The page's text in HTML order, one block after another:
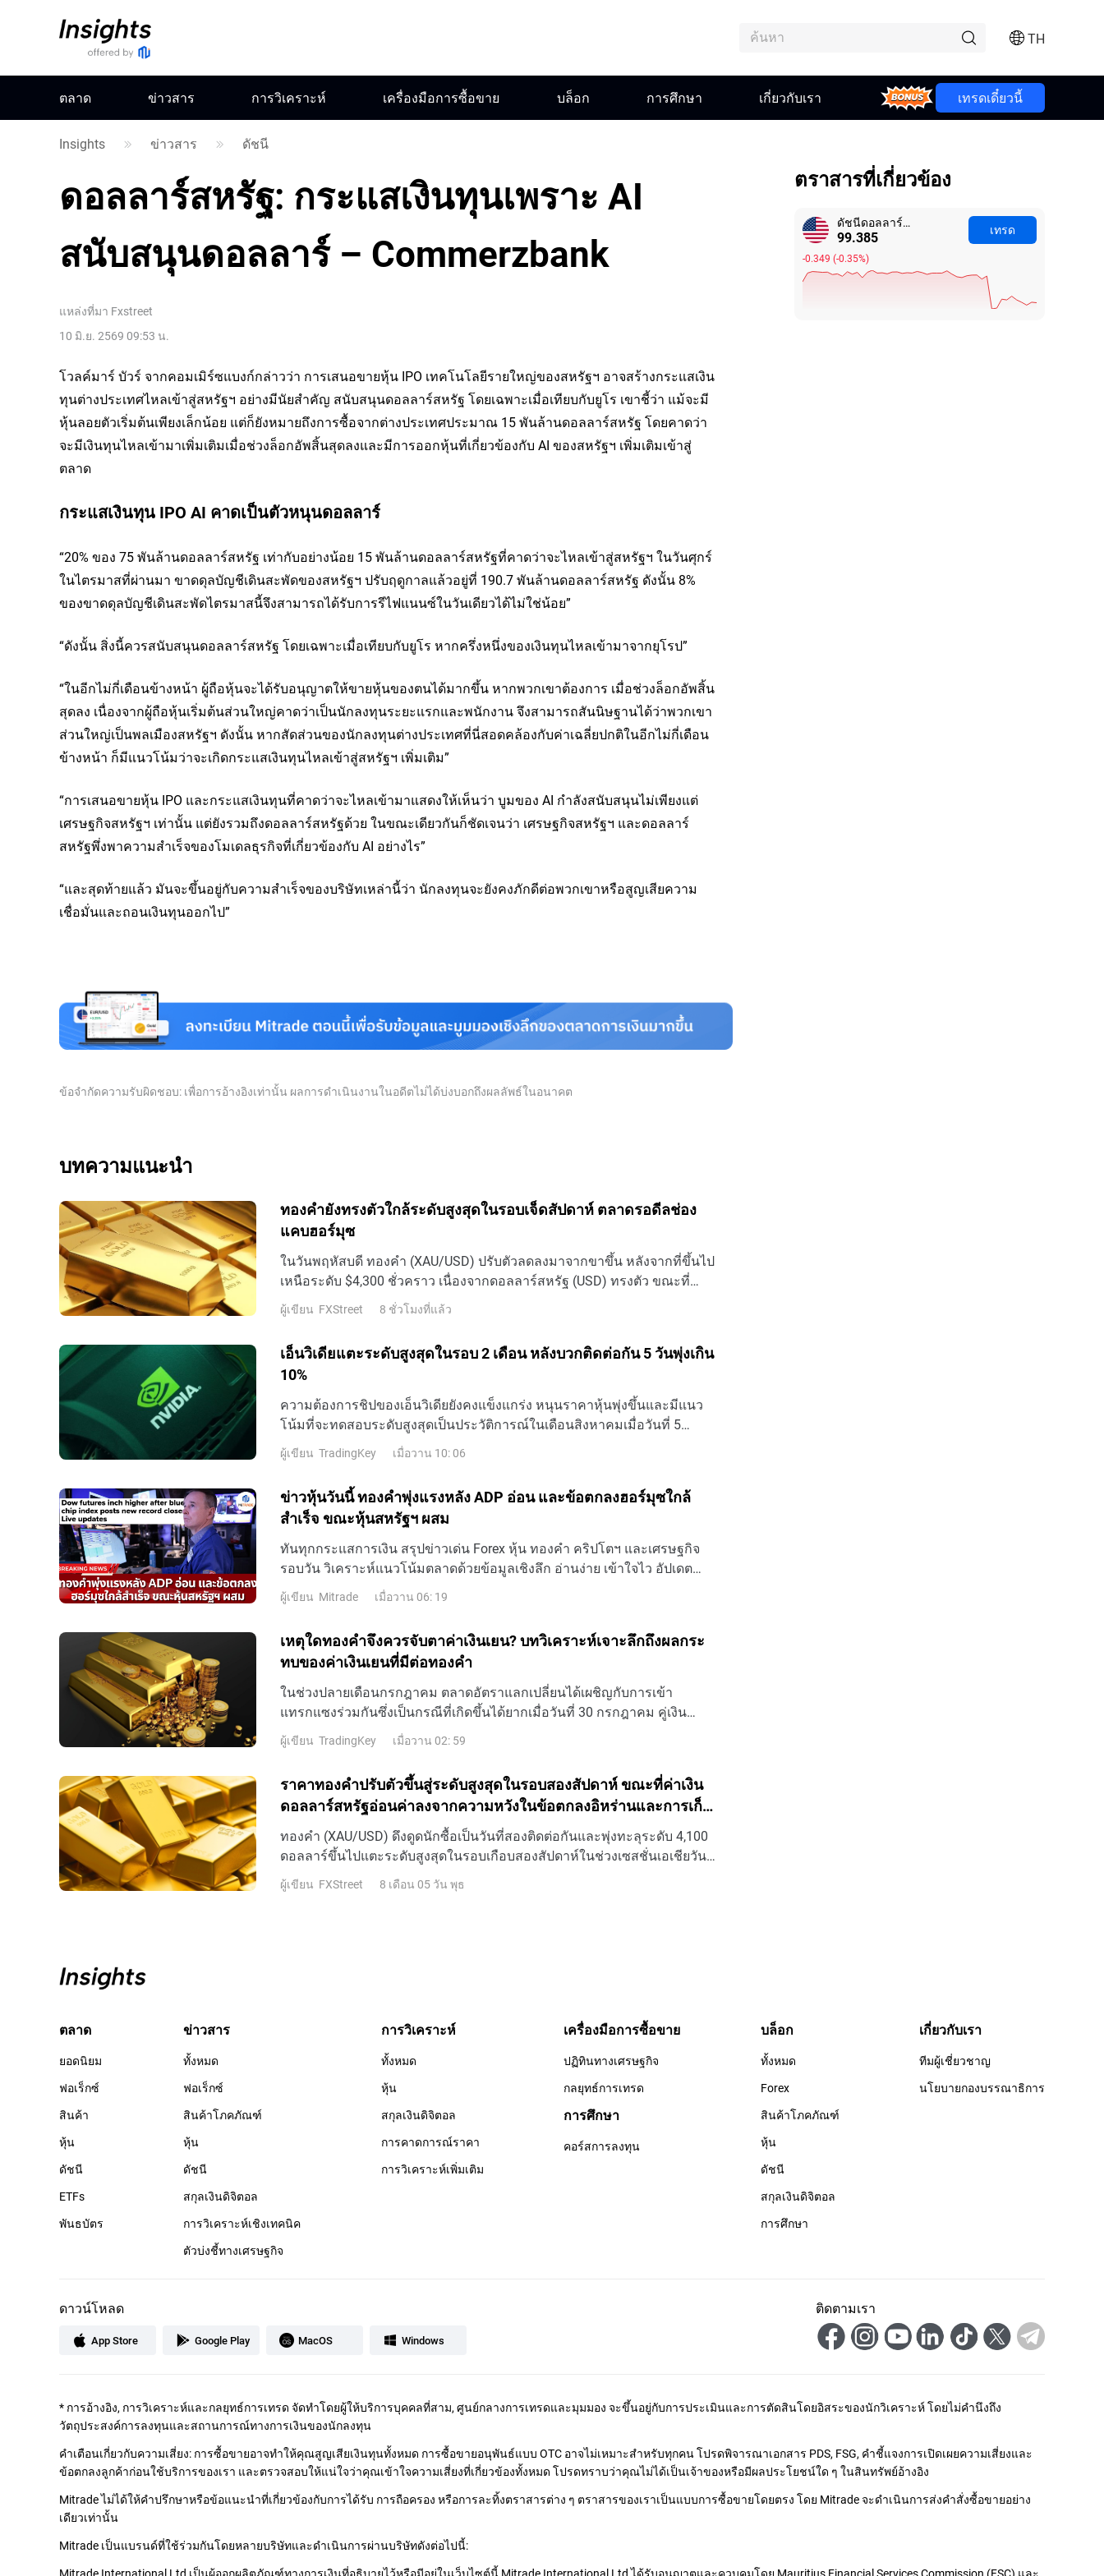
TH
ตลาด ข่าวสาร การวิเคราะห์ เครื่องมือการซื้อขาย บล็อก การศึกษา เกี่ยวกับเรา Bonus เทรดเดี๋ยวนี้
Insights ข่าวสาร ดัชนี
ดอลลาร์สหรัฐ: กระแสเงินทุนเพราะ AI
สนับสนุนดอลลาร์ – Commerzbank
แหล่งที่มา Fxstreet
10 มิ.ย. 2569 09:53 น.
โวลค์มาร์ บัวร์ จากคอมเมิร์ซแบงก์กล่าวว่า การเสนอขายหุ้น IPO เทคโนโลยีรายใหญ่ของสหรัฐฯ อาจสร้างกระแสเงิน
ทุนต่างประเทศไหลเข้าสู่สหรัฐฯ อย่างมีนัยสำคัญ สนับสนุนดอลลาร์สหรัฐ โดยเฉพาะเมื่อเทียบกับยูโร เขาชี้ว่า แม้จะมี
หุ้นลอยตัวเริ่มต้นเพียงเล็กน้อย แต่ก็ยังหมายถึงการซื้อจากต่างประเทศประมาณ 15 พันล้านดอลลาร์สหรัฐ โดยคาดว่า
จะมีเงินทุนไหลเข้ามาเพิ่มเติมเมื่อช่วงล็อกอัพสิ้นสุดลงและมีการออกหุ้นที่เกี่ยวข้องกับ AI ของสหรัฐฯ เพิ่มเติมเข้าสู่
ตลาด
กระแสเงินทุน IPO AI คาดเป็นตัวหนุนดอลลาร์
“20% ของ 75 พันล้านดอลลาร์สหรัฐ เท่ากับอย่างน้อย 15 พันล้านดอลลาร์สหรัฐที่คาดว่าจะไหลเข้าสู่สหรัฐฯ ในวันศุกร์
ในไตรมาสที่ผ่านมา ขาดดุลบัญชีเดินสะพัดของสหรัฐฯ ปรับฤดูกาลแล้วอยู่ที่ 190.7 พันล้านดอลลาร์สหรัฐ ดังนั้น 8%
ของขาดดุลบัญชีเดินสะพัดไตรมาสนี้จึงสามารถได้รับการรีไฟแนนซ์ในวันเดียวได้ไม่ใช่น้อย”
“ดังนั้น สิ่งนี้ควรสนับสนุนดอลลาร์สหรัฐ โดยเฉพาะเมื่อเทียบกับยูโร หากครึ่งหนึ่งของเงินทุนไหลเข้ามาจากยุโรป”
“ในอีกไม่กี่เดือนข้างหน้า ผู้ถือหุ้นจะได้รับอนุญาตให้ขายหุ้นของตนได้มากขึ้น หากพวกเขาต้องการ เมื่อช่วงล็อกอัพสิ้น
สุดลง เนื่องจากผู้ถือหุ้นเริ่มต้นส่วนใหญ่คาดว่าเป็นนักลงทุนระยะแรกและพนักงาน จึงสามารถสันนิษฐานได้ว่าพวกเขา
ส่วนใหญ่เป็นพลเมืองสหรัฐฯ ดังนั้น หากสัดส่วนของนักลงทุนต่างประเทศที่นี่สอดคล้องกับค่าเฉลี่ยปกติในอีกไม่กี่เดือน
ข้างหน้า ก็มีแนวโน้มว่าจะเกิดกระแสเงินทุนไหลเข้าสู่สหรัฐฯ เพิ่มเติม”
“การเสนอขายหุ้น IPO และกระแสเงินทุนที่คาดว่าจะไหลเข้ามาแสดงให้เห็นว่า บูมของ AI กำลังสนับสนุนไม่เพียงแต่
เศรษฐกิจสหรัฐฯ เท่านั้น แต่ยังรวมถึงดอลลาร์สหรัฐด้วย ในขณะเดียวกันก็ชัดเจนว่า เศรษฐกิจสหรัฐฯ และดอลลาร์
สหรัฐพึ่งพาความสำเร็จของโมเดลธุรกิจที่เกี่ยวข้องกับ AI อย่างไร”
“และสุดท้ายแล้ว มันจะขึ้นอยู่กับความสำเร็จของบริษัทเหล่านี้ว่า นักลงทุนจะยังคงภักดีต่อพวกเขาหรือสูญเสียความ
เชื่อมั่นและถอนเงินทุนออกไป”
ข้อจำกัดความรับผิดชอบ: เพื่อการอ้างอิงเท่านั้น ผลการดำเนินงานในอดีตไม่ได้บ่งบอกถึงผลลัพธ์ในอนาคต
บทความแนะนำ
ทองคำยังทรงตัวใกล้ระดับสูงสุดในรอบเจ็ดสัปดาห์ ตลาดรอดีลช่อง
แคบฮอร์มุซ
ในวันพฤหัสบดี ทองคํา (XAU/USD) ปรับตัวลดลงมาจากขาขึ้น หลังจากที่ขึ้นไป
เหนือระดับ $4,300 ชั่วคราว เนื่องจากดอลลาร์สหรัฐ (USD) ทรงตัว ขณะที่
เทรดเดอร์รอการยืนยันว่ามีโอกาสเกิดข้อตกลงระหว่างอิหร่านและโอมาน
เกี่ยวกับช่องแคบฮอร์มุซ ขณะที่เขียนข่าวนี้ XAU/USD เคลื่อนไหวอยู่รอบ ๆ
$4,260 เพิ่มขึ้น 0.30% ในราย
ผู้เขียน FXStreet 8 ชั่วโมงที่แล้ว
เอ็นวิเดียแตะระดับสูงสุดในรอบ 2 เดือน หลังบวกติดต่อกัน 5 วันพุ่งเกิน
10%
ความต้องการชิปของเอ็นวิเดียยังคงแข็งแกร่ง หนุนราคาหุ้นพุ่งขึ้นและมีแนว
โน้มที่จะทดสอบระดับสูงสุดเป็นประวัติการณ์ในเดือนสิงหาคมเมื่อวันที่ 5
สิงหาคม ตามเวลาตะวันออก เอ็นวิเดีย ( NVDA) เผชิญ
ผู้เขียน TradingKey เมื่อวาน 10: 06
ข่าวหุ้นวันนี้ ทองคำพุ่งแรงหลัง ADP อ่อน และข้อตกลงฮอร์มุซใกล้
สำเร็จ ขณะหุ้นสหรัฐฯ ผสม
ทันทุกกระแสการเงิน สรุปข่าวเด่น Forex หุ้น ทองคำ คริปโตฯ และเศรษฐกิจ
รอบวัน วิเคราะห์แนวโน้มตลาดด้วยข้อมูลเชิงลึก อ่านง่าย เข้าใจไว อัปเดต
ล่าสุดที่นี่
ผู้เขียน Mitrade เมื่อวาน 06: 19
เหตุใดทองคำจึงควรจับตาค่าเงินเยน? บทวิเคราะห์เจาะลึกถึงผลกระ
ทบของค่าเงินเยนที่มีต่อทองคำ
ในช่วงปลายเดือนกรกฎาคม ตลาดอัตราแลกเปลี่ยนได้เผชิญกับการเข้า
แทรกแซงร่วมกันซึ่งเป็นกรณีที่เกิดขึ้นได้ยากเมื่อวันที่ 30 กรกฎาคม คู่เงิน
USD/JPY พุ่งแตะระดับใกล้ 164 ในช่วงหนึ่ง ซึ่งเป็นระดับสูงสุดใหม่นั
ผู้เขียน TradingKey เมื่อวาน 02: 59
ราคาทองคําปรับตัวขึ้นสู่ระดับสูงสุดในรอบสองสัปดาห์ ขณะที่ค่าเงิน
ดอลลาร์สหรัฐอ่อนค่าลงจากความหวังในข้อตกลงอิหร่านและการเก็ง
การขึ้นดอกเบี้ยของเฟดที่ลดลง
ทองคํา (XAU/USD) ดึงดูดนักซื้อเป็นวันที่สองติดต่อกันและพุ่งทะลุระดับ 4,100
ดอลลาร์ขึ้นไปแตะระดับสูงสุดในรอบเกือบสองสัปดาห์ในช่วงเซสชั่นเอเชียวัน
พุธ
ผู้เขียน FXStreet 8 เดือน 05 วัน พุธ
ตราสารที่เกี่ยวข้อง
ดัชนีดอลลาร์สหรัฐ
99.380
-0.354 (-0.35%)
เทรด
ตลาด
ยอดนิยม
ฟอเร็กซ์
สินค้า
หุ้น
ดัชนี
ETFs
พันธบัตร
ข่าวสาร
ทั้งหมด
ฟอเร็กซ์
สินค้าโภคภัณฑ์
หุ้น
ดัชนี
สกุลเงินดิจิตอล
การวิเคราะห์เชิงเทคนิค
ตัวบ่งชี้ทางเศรษฐกิจ
การวิเคราะห์
ทั้งหมด
หุ้น
สกุลเงินดิจิตอล
การคาดการณ์ราคา
การวิเคราะห์เพิ่มเติม
เครื่องมือการซื้อขาย
ปฏิทินทางเศรษฐกิจ
กลยุทธ์การเทรด
การศึกษา
คอร์สการลงทุน
บล็อก
ทั้งหมด
Forex
สินค้าโภคภัณฑ์
หุ้น
ดัชนี
สกุลเงินดิจิตอล
การศึกษา
เกี่ยวกับเรา
ทีมผู้เชี่ยวชาญ
นโยบายกองบรรณาธิการ
ดาวน์โหลด
App Store Google Play MacOS Windows
ติดตามเรา
* การอ้างอิง, การวิเคราะห์และกลยุทธ์การเทรด จัดทำโดยผู้ให้บริการบุคคลที่สาม, ศูนย์กลางการเทรดและมุมมอง จะขึ้นอยู่กับการประเมินและการตัดสินโดยอิสระของนักวิเคราะห์ โดยไม่คำนึงถึง
วัตถุประสงค์การลงทุนและสถานการณ์ทางการเงินของนักลงทุน
คำเตือนเกี่ยวกับความเสี่ยง: การซื้อขายอาจทำให้คุณสูญเสียเงินทุนทั้งหมด การซื้อขายอนุพันธ์แบบ OTC อาจไม่เหมาะสำหรับทุกคน โปรดพิจารณาเอกสาร PDS, FSG, คำชี้แจงการเปิดเผยความเสี่ยงและ
ข้อตกลงลูกค้าก่อนใช้บริการของเรา และตรวจสอบให้แน่ใจว่าคุณเข้าใจความเสี่ยงที่เกี่ยวข้องทั้งหมด โปรดทราบว่าคุณไม่ได้เป็นเจ้าของหรือมีผลประโยชน์ใด ๆ ในสินทรัพย์อ้างอิง
Mitrade ไม่ได้ให้คำปรึกษาหรือข้อแนะนำที่เกี่ยวข้องกับการได้รับ การถือครอง หรือการละทิ้งตราสารต่าง ๆ ตราสารของเราเป็นแบบการซื้อขายโดยตรง โดย Mitrade จะดำเนินการส่งคำสั่งซื้อขายอย่าง
เดียวเท่านั้น
Mitrade เป็นแบรนด์ที่ใช้ร่วมกันโดยหลายบริษัทและดำเนินการผ่านบริษัทดังต่อไปนี้: